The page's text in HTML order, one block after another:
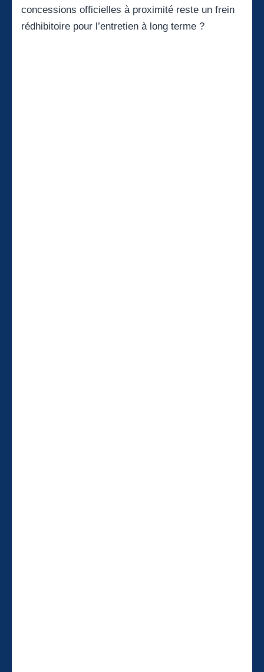
concessions officielles à proximité reste un frein
rédhibitoire pour l’entretien à long terme ?